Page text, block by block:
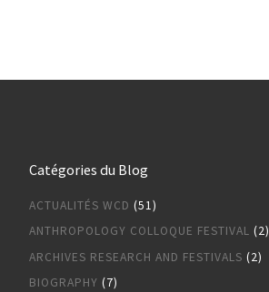
Catégories du Blog
ACTUALITÉS WCD (51)
ANTHROPOLOGY COLLOQUE FESTIVAL (2)
ARCHIVES RESEARCH AND FESTIVALS (2)
BIOGRAPHY (7)